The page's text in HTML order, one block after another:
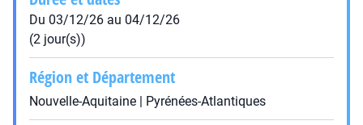
Du 03/12/26 au 04/12/26
(2 jour(s))
Région et Département
Nouvelle-Aquitaine | Pyrénées-Atlantiques